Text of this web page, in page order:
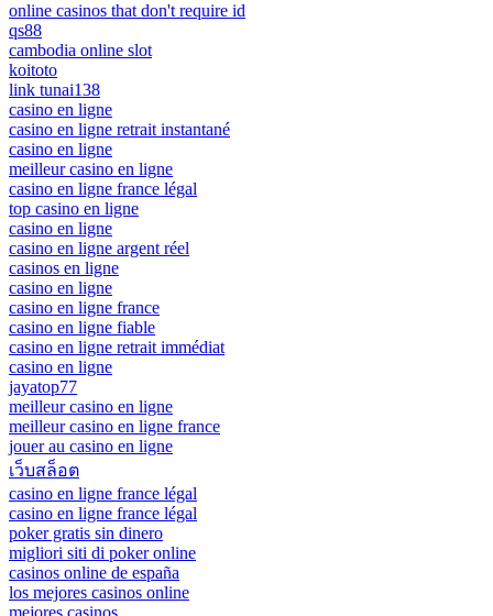
online casinos that don't require id
qs88
cambodia online slot
koitoto
link tunai138
casino en ligne
casino en ligne retrait instantané
casino en ligne
meilleur casino en ligne
casino en ligne france légal
top casino en ligne
casino en ligne
casino en ligne argent réel
casinos en ligne
casino en ligne
casino en ligne france
casino en ligne fiable
casino en ligne retrait immédiat
casino en ligne
jayatop77
meilleur casino en ligne
meilleur casino en ligne france
jouer au casino en ligne
เว็บสล็อต
casino en ligne france légal
casino en ligne france légal
poker gratis sin dinero
migliori siti di poker online
casinos online de españa
los mejores casinos online